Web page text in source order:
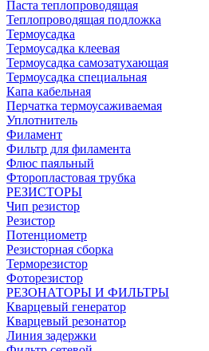
Паста теплопроводящая
Теплопроводящая подложка
Термоусадка
Термоусадка клеевая
Термоусадка самозатухающая
Термоусадка специальная
Капа кабельная
Перчатка термоусаживаемая
Уплотнитель
Филамент
Фильтр для филамента
Флюс паяльный
Фторопластовая трубка
РЕЗИСТОРЫ
Чип резистор
Резистор
Потенциометр
Резисторная сборка
Терморезистор
Фоторезистор
РЕЗОНАТОРЫ И ФИЛЬТРЫ
Кварцевый генератор
Кварцевый резонатор
Линия задержки